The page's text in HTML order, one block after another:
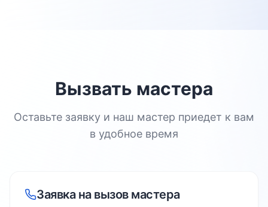
Вызвать мастера
Оставьте заявку и наш мастер приедет к вам
в удобное время
Заявка на вызов мастера